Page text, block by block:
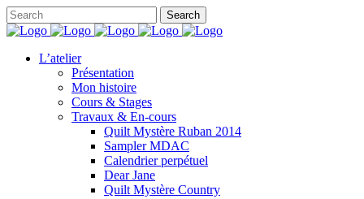
L’atelier
Présentation
Mon histoire
Cours & Stages
Travaux & En-cours
Quilt Mystère Ruban 2014
Sampler MDAC
Calendrier perpétuel
Dear Jane
Quilt Mystère Country